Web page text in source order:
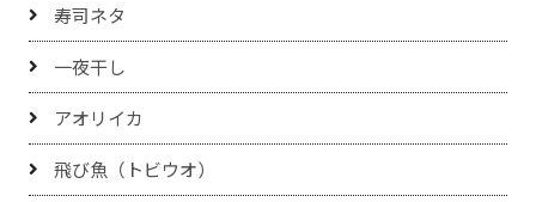
寿司ネタ
一夜干し
アオリイカ
飛び魚（トビウオ）